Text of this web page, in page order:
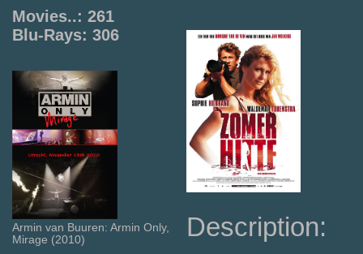
Movies..: 261
Blu-Rays: 306
Armin van Buuren: Armin Only,
Mirage (2010)
Description: